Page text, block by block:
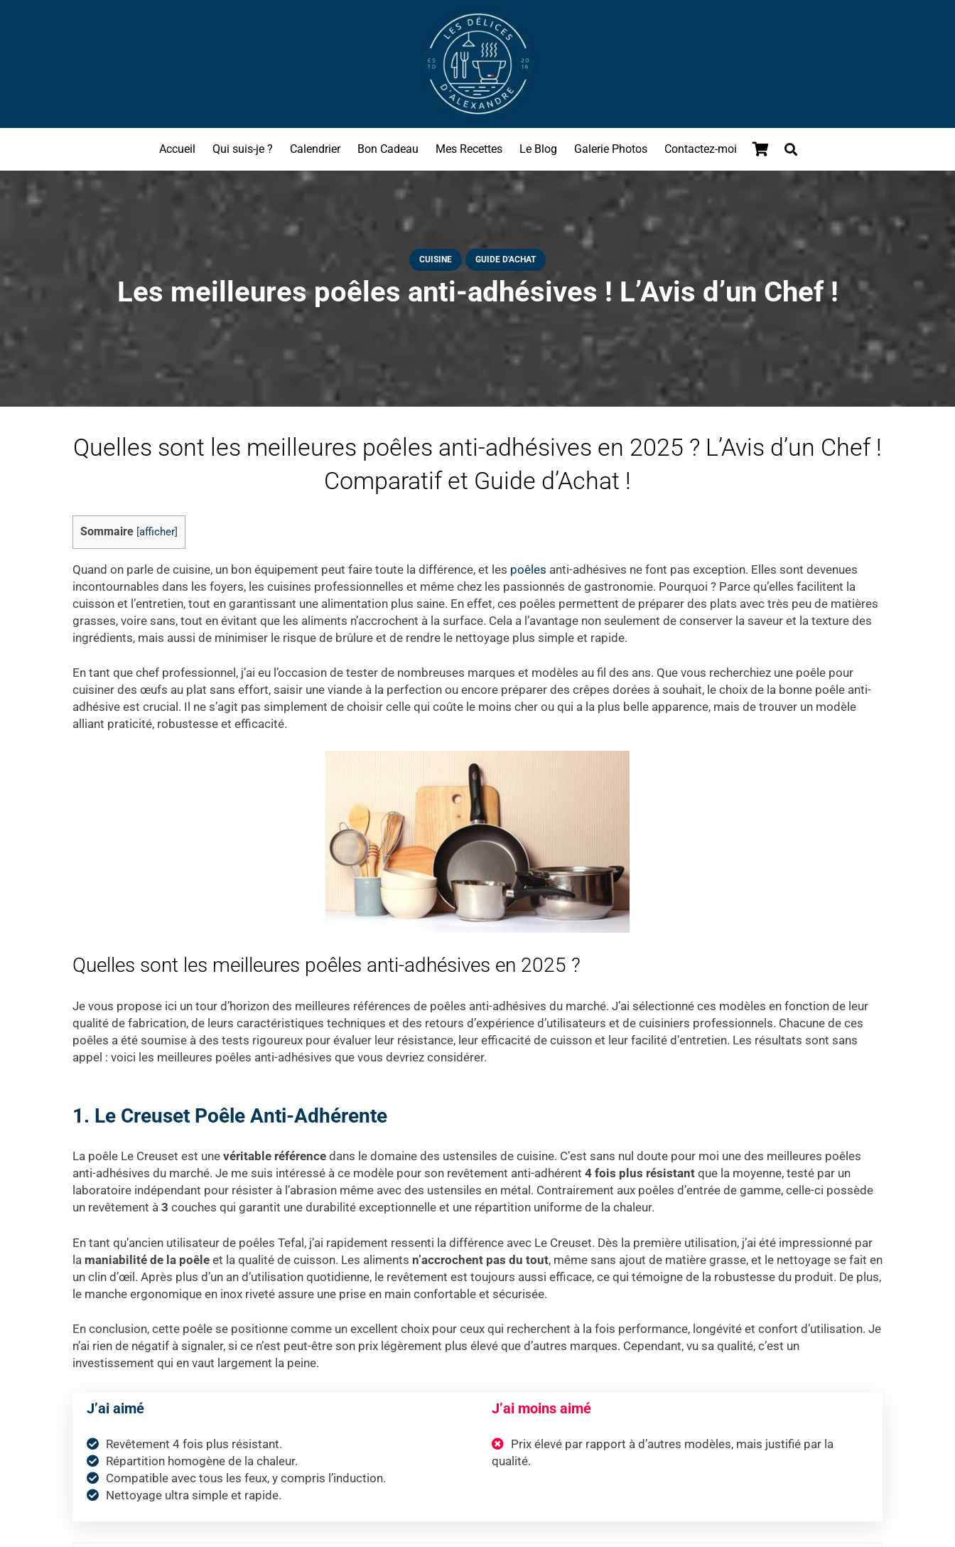
Accueil Qui suis-je ? Calendrier Bon Cadeau Mes Recettes Le Blog Galerie Photos Contactez-moi
CUISINE GUIDE D'ACHAT
Les meilleures poêles anti-adhésives ! L’Avis d’un Chef !
Quelles sont les meilleures poêles anti-adhésives en 2025 ? L’Avis d’un Chef !
Comparatif et Guide d’Achat !
Sommaire afficher
Quand on parle de cuisine, un bon équipement peut faire toute la différence, et les poêles anti-adhésives ne font pas exception. Elles sont devenues
incontournables dans les foyers, les cuisines professionnelles et même chez les passionnés de gastronomie. Pourquoi ? Parce qu’elles facilitent la
cuisson et l’entretien, tout en garantissant une alimentation plus saine. En effet, ces poêles permettent de préparer des plats avec très peu de matières
grasses, voire sans, tout en évitant que les aliments n’accrochent à la surface. Cela a l’avantage non seulement de conserver la saveur et la texture des
ingrédients, mais aussi de minimiser le risque de brûlure et de rendre le nettoyage plus simple et rapide.
En tant que chef professionnel, j’ai eu l’occasion de tester de nombreuses marques et modèles au fil des ans. Que vous recherchiez une poêle pour
cuisiner des œufs au plat sans effort, saisir une viande à la perfection ou encore préparer des crêpes dorées à souhait, le choix de la bonne poêle anti-
adhésive est crucial. Il ne s’agit pas simplement de choisir celle qui coûte le moins cher ou qui a la plus belle apparence, mais de trouver un modèle
alliant praticité, robustesse et efficacité.
Quelles sont les meilleures poêles anti-adhésives en 2025 ?
Je vous propose ici un tour d’horizon des meilleures références de poêles anti-adhésives du marché. J’ai sélectionné ces modèles en fonction de leur
qualité de fabrication, de leurs caractéristiques techniques et des retours d’expérience d’utilisateurs et de cuisiniers professionnels. Chacune de ces
poêles a été soumise à des tests rigoureux pour évaluer leur résistance, leur efficacité de cuisson et leur facilité d’entretien. Les résultats sont sans
appel : voici les meilleures poêles anti-adhésives que vous devriez considérer.
1. Le Creuset Poêle Anti-Adhérente
La poêle Le Creuset est une véritable référence dans le domaine des ustensiles de cuisine. C’est sans nul doute pour moi une des meilleures poêles
anti-adhésives du marché. Je me suis intéressé à ce modèle pour son revêtement anti-adhérent 4 fois plus résistant que la moyenne, testé par un
laboratoire indépendant pour résister à l’abrasion même avec des ustensiles en métal. Contrairement aux poêles d’entrée de gamme, celle-ci possède
un revêtement à 3 couches qui garantit une durabilité exceptionnelle et une répartition uniforme de la chaleur.
En tant qu’ancien utilisateur de poêles Tefal, j’ai rapidement ressenti la différence avec Le Creuset. Dès la première utilisation, j’ai été impressionné par
la maniabilité de la poêle et la qualité de cuisson. Les aliments n’accrochent pas du tout, même sans ajout de matière grasse, et le nettoyage se fait en
un clin d’œil. Après plus d’un an d’utilisation quotidienne, le revêtement est toujours aussi efficace, ce qui témoigne de la robustesse du produit. De plus,
le manche ergonomique en inox riveté assure une prise en main confortable et sécurisée.
En conclusion, cette poêle se positionne comme un excellent choix pour ceux qui recherchent à la fois performance, longévité et confort d’utilisation. Je
n’ai rien de négatif à signaler, si ce n’est peut-être son prix légèrement plus élevé que d’autres marques. Cependant, vu sa qualité, c’est un
investissement qui en vaut largement la peine.
J’ai aimé
Revêtement 4 fois plus résistant.
Répartition homogène de la chaleur.
Compatible avec tous les feux, y compris l’induction.
Nettoyage ultra simple et rapide.
J’ai moins aimé
Prix élevé par rapport à d’autres modèles, mais justifié par la
qualité.